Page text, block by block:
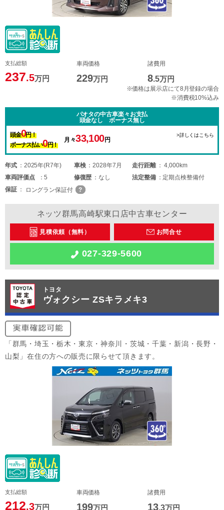
支払総額
237.5万円
車両価格
229万円
諸費用
8.5万円
※価格は展示店にて8月登録の場合
※消費税10%込み
パオタの中古車楽々お支払
頭金なし ボーナス無し
頭金0円！
ボーナス払い0円！
月々33,100円
>詳しくはこちら
年式 2025年(R7年) 車検 2028年7月 走行距離
4,000km
車両評価点 5 修復歴 なし 法定整備
定期点検整備付
保証
ロングラン保証付
ネッツ群馬高崎駅東口店中古車センター
見積依頼（無料） お問合せ
027-329-5600
トヨタ
ヴォクシー ZSキラメキ3
「群馬・埼玉・栃木・東京・神奈川・茨城・千葉・新潟・長野・
山梨」在住の方への販売に限らせて頂きます。
支払総額
212.3万円
車両価格
199万円
諸費用
13.3万円